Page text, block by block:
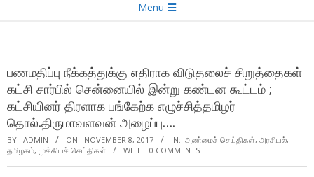
Menu
பணமதிப்பு நீக்கத்துக்கு எதிராக விடுதலைச் சிறுத்தைகள்
கட்சி சார்பில் சென்னையில் இன்று கண்டன கூட்டம் ;
கட்சியினர் திரளாக பங்கேற்க எழுச்சித்தமிழர்
தொல்.திருமாவளவன் அழைப்பு….
BY: ADMIN ON: NOVEMBER 8, 2017 IN: அண்மைச் செய்திகள், அரசியல்,
தமிழகம், முக்கியச் செய்திகள் WITH: 0 COMMENTS